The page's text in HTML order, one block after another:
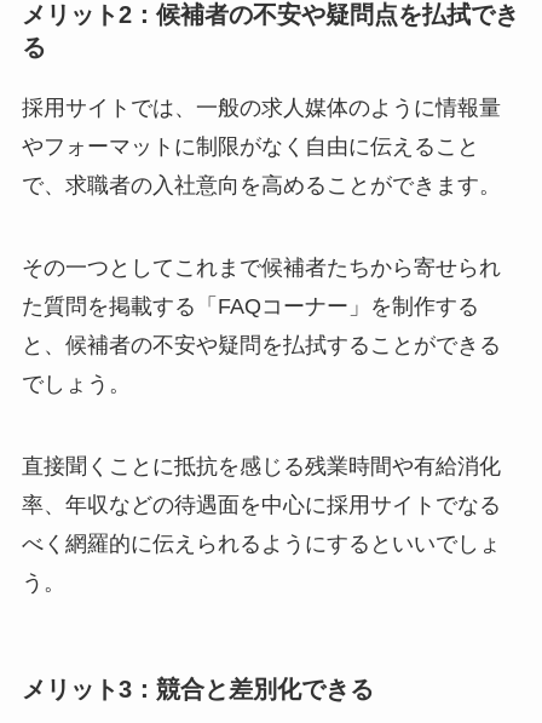
メリット2：候補者の不安や疑問点を払拭でき
る
採用サイトでは、一般の求人媒体のように情報量
やフォーマットに制限がなく自由に伝えること
で、求職者の入社意向を高めることができます。
その一つとしてこれまで候補者たちから寄せられ
た質問を掲載する「FAQコーナー」を制作する
と、候補者の不安や疑問を払拭することができる
でしょう。
直接聞くことに抵抗を感じる残業時間や有給消化
率、年収などの待遇面を中心に採用サイトでなる
べく網羅的に伝えられるようにするといいでしょ
う。
メリット3：競合と差別化できる